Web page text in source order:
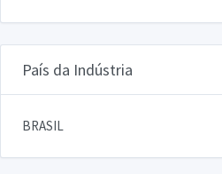
País da Indústria
BRASIL